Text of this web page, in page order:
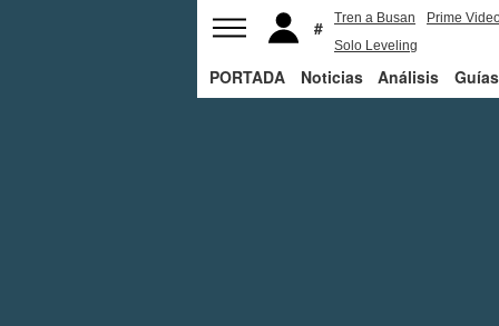
Tren a Busan Prime
Solo Leveling
PORTADA Noticias Análisis Guías